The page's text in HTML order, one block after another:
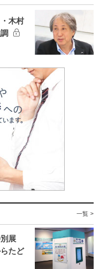
木村
一覧 >
別展
たど